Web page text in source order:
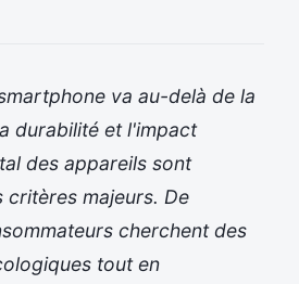
va au-delà de la
durabilité et l'impact
des appareils sont
critères majeurs. De
cherchent des
tout en